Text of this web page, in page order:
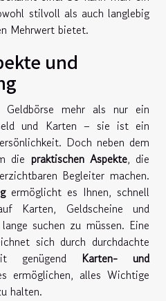
stilvoll als auch langlebig
Mehrwert bietet.
und
mehr als nur ein
und Karten – sie ist ein
Doch neben dem
die praktischen Aspekte, die
Begleiter machen.
ermöglicht es Ihnen, schnell
Karten, Geldscheine und
suchen zu müssen. Eine
sich durch durchdachte
genügend Karten- und
ermöglichen, alles Wichtige
halten.